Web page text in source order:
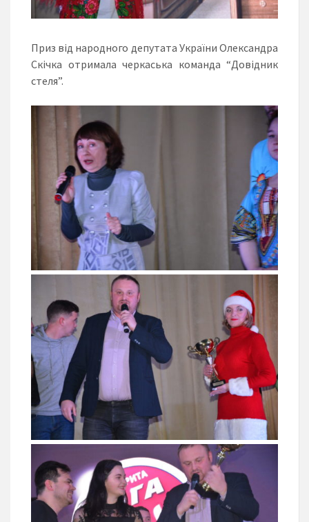
Приз від народного депутата України Олександра
Скічка отримала черкаська команда “Довідник
стеля”.